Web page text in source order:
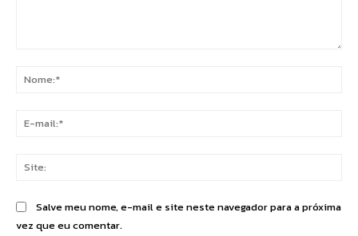
Salve meu nome, e-mail e site neste navegador para a próxima
vez que eu comentar.